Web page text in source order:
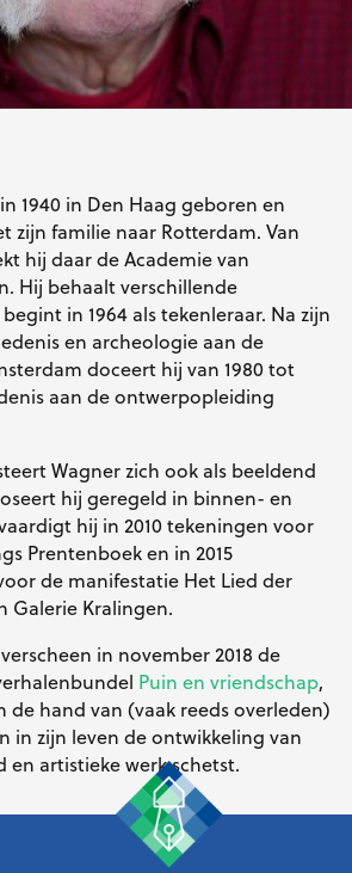
1940 in Den Haag geboren en
zijn familie naar Rotterdam. Van
hij daar de Academie van
Hij behaalt verschillende
in 1964 als tekenleraar. Na zijn
en archeologie aan de
doceert hij van 1980 tot
aan de ontwerpopleiding
Wagner zich ook als beeldend
hij geregeld in binnen- en
hij in 2010 tekeningen voor
Prentenboek en in 2015
de manifestatie Het Lied der
Galerie Kralingen.
in november 2018 de
Puin en vriendschap,
de hand van (vaak reeds overleden)
in zijn leven de ontwikkeling van
en artistieke werk schetst.